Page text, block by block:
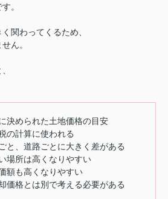
。
関わってくるため、
ん。
決められた土地価格の目安
の計算に使われる
と、道路ごとに大きく差がある
場所は高くなりやすい
額も高くなりやすい
価格とは別で考える必要がある